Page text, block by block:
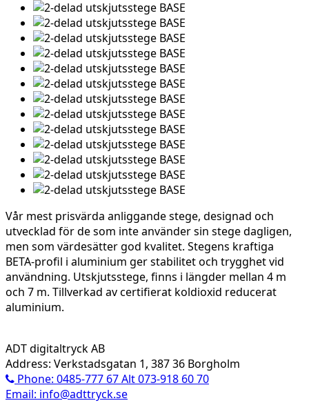
Vår mest prisvärda anliggande stege, designad och
utvecklad för de som inte använder sin stege dagligen,
men som värdesätter god kvalitet. Stegens kraftiga
BETA-profil i aluminium ger stabilitet och trygghet vid
användning. Utskjutsstege, finns i längder mellan 4 m
och 7 m. Tillverkad av certifierat koldioxid reducerat
aluminium.
ADT digitaltryck AB
Address: Verkstadsgatan 1, 387 36 Borgholm
Phone: 0485-777 67 Alt 073-918 60 70
Email: info@adttryck.se